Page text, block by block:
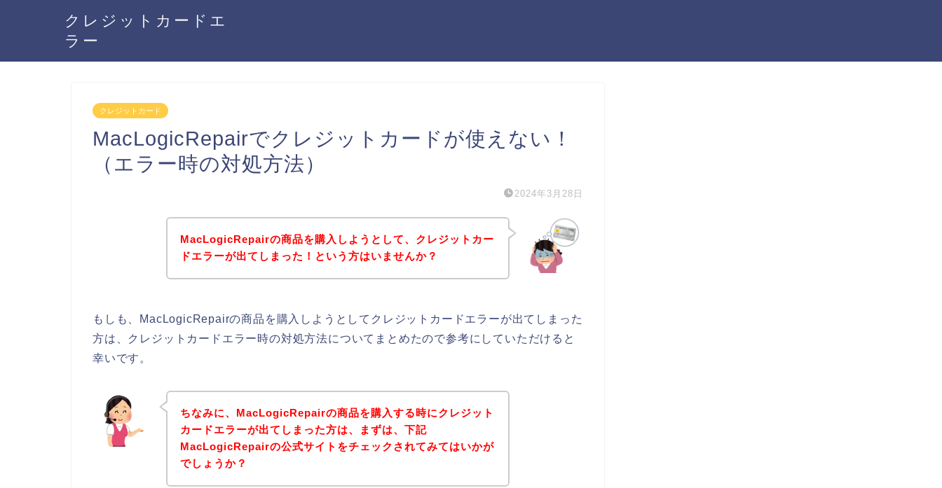
クレジットカードエ
ラー
クレジットカード
MacLogicRepairでクレジットカードが使えない！
（エラー時の対処方法）
2024年3月28日
MacLogicRepairの商品を購入しようとして、クレジットカー
ドエラーが出てしまった！という方はいませんか？
もしも、MacLogicRepairの商品を購入しようとしてクレジットカードエラーが出てしまった
方は、クレジットカードエラー時の対処方法についてまとめたので参考にしていただけると
幸いです。
ちなみに、MacLogicRepairの商品を購入する時にクレジット
カードエラーが出てしまった方は、まずは、下記
MacLogicRepairの公式サイトをチェックされてみてはいかが
でしょうか？